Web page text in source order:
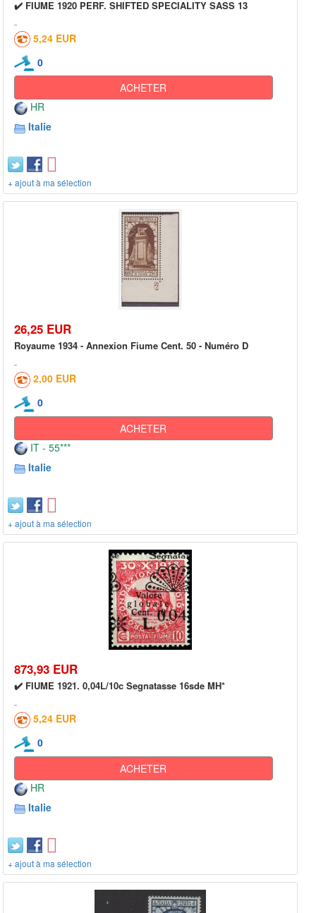
✔️ FIUME 1920 PERF. SHIFTED SPECIALITY SASS 13
5,24 EUR
0
ACHETER
HR
Italie
+ ajout à ma sélection
26,25 EUR
Royaume 1934 - Annexion Fiume Cent. 50 - Numéro D
2,00 EUR
0
ACHETER
IT - 55***
Italie
+ ajout à ma sélection
873,93 EUR
✔️ FIUME 1921. 0,04L/10c Segnatasse 16sde MH*
5,24 EUR
0
ACHETER
HR
Italie
+ ajout à ma sélection